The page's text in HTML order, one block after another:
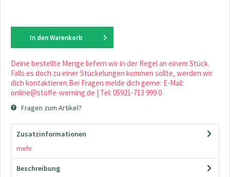
In den Warenkorb
Deine bestellte Menge liefern wir in der Regel an einem Stück.
Falls es doch zu einer Stückelungen kommen sollte, werden wir
dich kontaktieren.Bei Fragen melde dich gerne: E-Mail:
online@stoffe-werning.de | Tel: 05921-713 999 0
Fragen zum Artikel?
Zusatzinformationen
mehr
Beschreibung